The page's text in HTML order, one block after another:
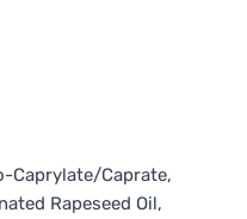
Caprylate/Caprate,
Rapeseed Oil,